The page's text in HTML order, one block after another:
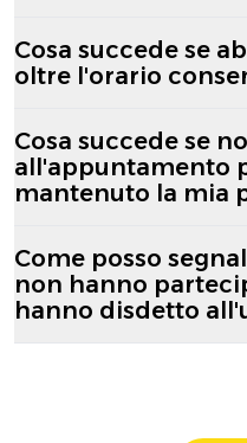
Cosa succede se
oltre l'orario
Cosa succede se
all'appuntamento
mantenuto la mia
Come posso
non hanno
hanno disdetto